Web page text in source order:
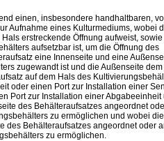
einen, insbesondere handhaltbaren,
Aufnahme eines Kulturmediums, wobei
erstreckende Öffnung aufweist,
aufsetzbar ist, um die Öffnung des
eine Innenseite und eine
zugewandt ist und die Außenseite
auf dem Hals des
oder einen Port zur Installation einer
Port zur Installation einer Abgabeeinheit
des Behälteraufsatzes angeordnet
zu ermöglichen und wobei die
Behälteraufsatzes angeordnet oder
zu ermöglichen.